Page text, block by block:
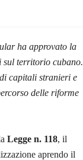
ha approvato la
sul territorio cubano.
capitali stranieri e
delle riforme
Legge n. 118, il
aprendo il